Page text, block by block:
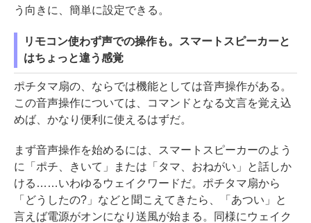
う向きに、簡単に設定できる。
リモコン使わず声での操作も。スマートスピーカーと
はちょっと違う感覚
ポチタマ扇の、ならでは機能としては音声操作がある。
この音声操作については、コマンドとなる文言を覚え込
めば、かなり便利に使えるはずだ。
まず音声操作を始めるには、スマートスピーカーのよう
に「ポチ、きいて」または「タマ、おねがい」と話しか
ける……いわゆるウェイクワードだ。ポチタマ扇から
「どうしたの?」などと聞こえてきたら、「あつい」と
言えば電源がオンになり送風が始まる。同様にウェイク